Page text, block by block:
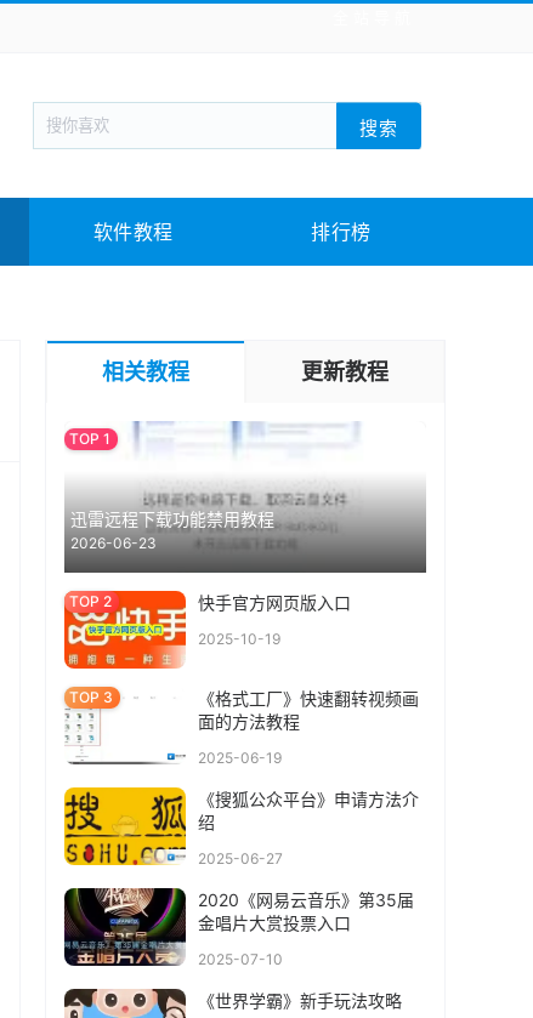
新闻阅读 旅游出行 生活实用
战棋游戏 枪战射击 模拟经营
教育教学 游戏娱乐 系统软件 素材下载
搜索
软件教程 排行榜
相关教程 更新教程
迅雷远程下载功能禁用教程
2026-06-23
快手官方网页版入口
2025-10-19
《格式工厂》快速翻转视频画
面的方法教程
2025-06-19
《搜狐公众平台》申请方法介
绍
2025-06-27
2020《网易云音乐》第35届
金唱片大赏投票入口
2025-07-10
《世界学霸》新手玩法攻略